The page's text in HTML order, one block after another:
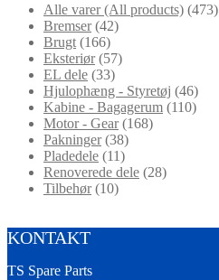
Alle varer (All products) (473)
Bremser (42)
Brugt (166)
Eksteriør (57)
EL dele (33)
Hjulophæng - Styretøj (46)
Kabine - Bagagerum (110)
Motor - Gear (168)
Pakninger (38)
Pladedele (11)
Renoverede dele (28)
Tilbehør (10)
KONTAKT
TS Spare Parts